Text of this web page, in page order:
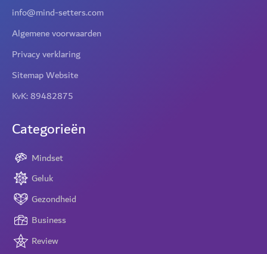
info@mind-setters.com
Algemene voorwaarden
Privacy verklaring
Sitemap Website
KvK: 89482875
Categorieën
Mindset
Geluk
Gezondheid
Business
Review